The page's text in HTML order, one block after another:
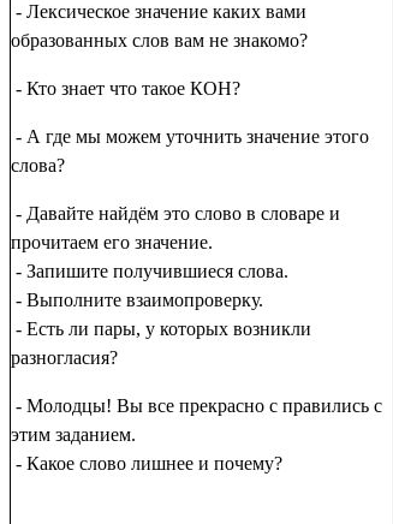
- Лексическое значение каких вами
образованных слов вам не знакомо?
- Кто знает что такое КОН?
- А где мы можем уточнить значение этого
слова?
- Давайте найдём это слово в словаре и
прочитаем его значение.
- Запишите получившиеся слова.
- Выполните взаимопроверку.
- Есть ли пары, у которых возникли
разногласия?
- Молодцы! Вы все прекрасно с правились с
этим заданием.
- Какое слово лишнее и почему?